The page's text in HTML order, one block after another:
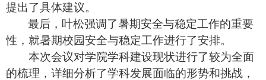
提出了具体建议。
最后，叶松强调了暑期安全与稳定工作的重要
性，就暑期校园安全与稳定工作进行了安排。
本次会议对学院学科建设现状进行了较为全面
的梳理，详细分析了学科发展面临的形势和挑战，